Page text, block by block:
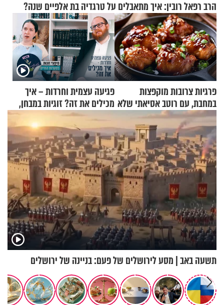
הרב רפאל רובין: איך מתאבלים על טרגדיה בת אלפיים שנה?
פרגיות צרובות מוקפצות
במחבת, עם רוטב אסיאתי שלא
יישכח במהרה
פגיעה עצמית וחרדות – איך
מכילים את זה? זוגיות במבחן,
הפעם עם יהודית ואלתר כהן
תשעה באב | מסע לירושלים של פעם: בניינה של ירושלים